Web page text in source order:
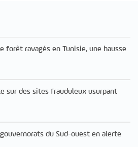
forêt ravagés en Tunisie, une hausse
sur des sites frauduleux usurpant
du Sud-ouest en alerte